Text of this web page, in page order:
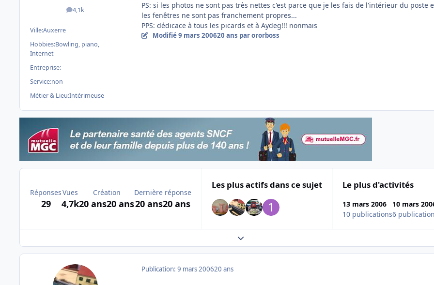
4,1k
messages
Ville:Auxerre
Hobbies:Bowling, piano,
Internet
Entreprise:-
Service:non
Métier & Lieu:Intérimeuse
PS: si les photos ne sont pas très nettes c'est parce que je les fais de l'intérieur du poste
les fenêtres ne sont pas franchement propres...
PPS: dédicace à tous les picards et à Aydeg!!! nonmais
Modifié9 mars 200620 ans par ororboss
Réponses
29
Vues
4,7k
Création
20 ans20 ans
Dernière réponse
20 ans20 ans
Les plus actifs dans ce sujet Le plus d'activités
13 mars 2006
10 publications
10 mars
6
Expand topic overview
Publication: 9 mars 200620 ans